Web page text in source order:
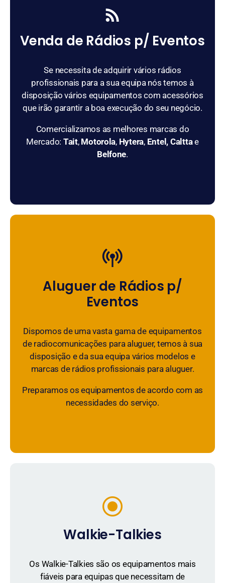
Venda de Rádios p/ Eventos
Se necessita de adquirir vários rádios
profissionais para a sua equipa nós temos à
disposição vários equipamentos com acessórios
que irão garantir a boa execução do seu negócio.
Comercializamos as melhores marcas do
Mercado: Tait, Motorola, Hytera, Entel, Calttae
Belfone.
Aluguer de Rádios p/
Eventos
Dispomos de uma vasta gama de equipamentos
de radiocomunicações para aluguer, temos à sua
disposição e da sua equipa vários modelos e
marcas de rádios profissionais para aluguer.
Preparamos os equipamentos de acordo com as
necessidades do serviço.
Walkie-Talkies
Os Walkie-Talkies são os equipamentos mais
fiáveis para equipas que necessitam de